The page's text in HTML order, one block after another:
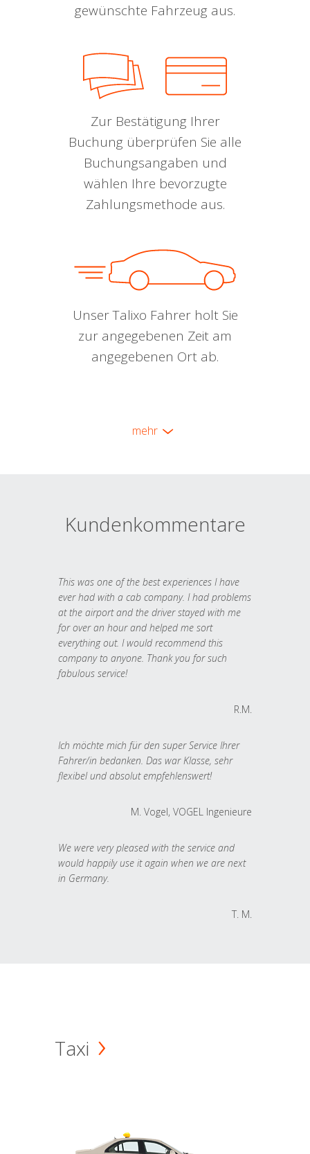
gewünschte Fahrzeug aus.
Zur Bestätigung Ihrer
Buchung überprüfen Sie alle
Buchungsangaben und
wählen Ihre bevorzugte
Zahlungsmethode aus.
Unser Talixo Fahrer holt Sie
zur angegebenen Zeit am
angegebenen Ort ab.
mehr
Kundenkommentare
This was one of the best experiences I have
ever had with a cab company. I had problems
at the airport and the driver stayed with me
for over an hour and helped me sort
everything out. I would recommend this
company to anyone. Thank you for such
fabulous service!
R.M.
Ich möchte mich für den super Service Ihrer
Fahrer/in bedanken. Das war Klasse, sehr
flexibel und absolut empfehlenswert!
M. Vogel, VOGEL Ingenieure
We were very pleased with the service and
would happily use it again when we are next
in Germany.
T. M.
Taxi